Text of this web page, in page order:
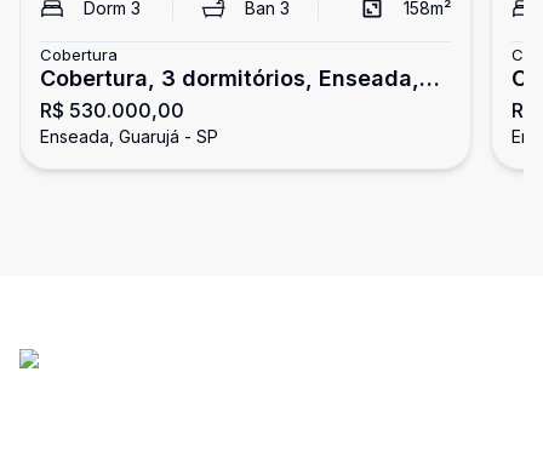
Dorm 3 Ban3 158m²
Cobertura
Cobertura, 3 dormitórios, Enseada,
Guarujá
R$ 530.000,00
Enseada, Guarujá - SP